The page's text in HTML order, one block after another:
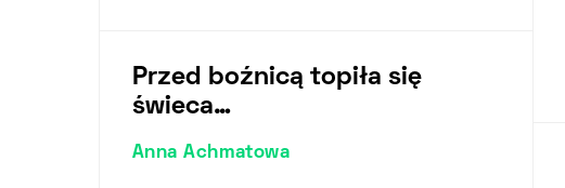
Przed boźnicą topiła się
świeca…
Anna Achmatowa